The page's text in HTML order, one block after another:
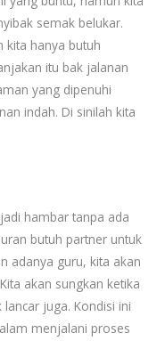
semak belukar.
kita hanya butuh
itu bak jalanan
yang dipenuhi
indah. Di sinilah kita
hambar tanpa ada
butuh partner untuk
adanya guru, kita akan
akan sungkan ketika
juga. Kondisi ini
menjalani proses